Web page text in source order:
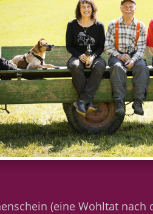
(eine Wohltat nach